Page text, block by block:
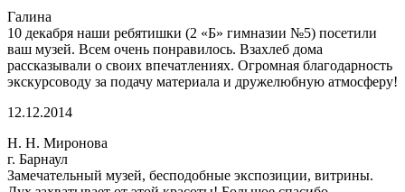
Галина
10 декабря наши ребятишки (2 «Б» гимназии №5) посетили
ваш музей. Всем очень понравилось. Взахлеб дома
рассказывали о своих впечатлениях. Огромная благодарность
экскурсоводу за подачу материала и дружелюбную атмосферу!
12.12.2014
Н. Н. Миронова
г. Барнаул
Замечательный музей, бесподобные экспозиции, витрины.